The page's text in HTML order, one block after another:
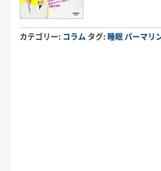
カテゴリー: コラム タグ:睡眠 パーマリ